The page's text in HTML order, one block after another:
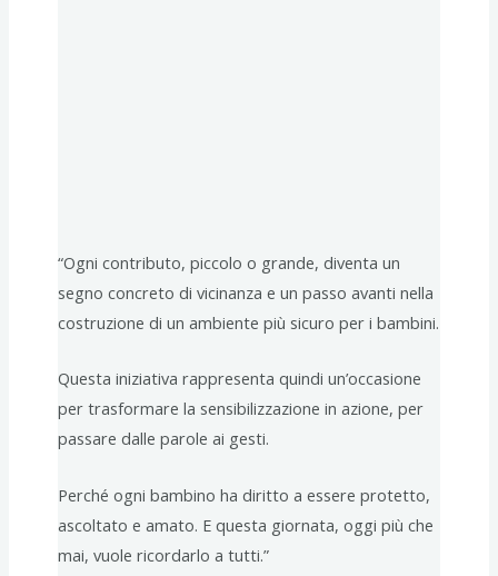
“Ogni contributo, piccolo o grande, diventa un
segno concreto di vicinanza e un passo avanti nella
costruzione di un ambiente più sicuro per i bambini.
Questa iniziativa rappresenta quindi un’occasione
per trasformare la sensibilizzazione in azione, per
passare dalle parole ai gesti.
Perché ogni bambino ha diritto a essere protetto,
ascoltato e amato. E questa giornata, oggi più che
mai, vuole ricordarlo a tutti.”